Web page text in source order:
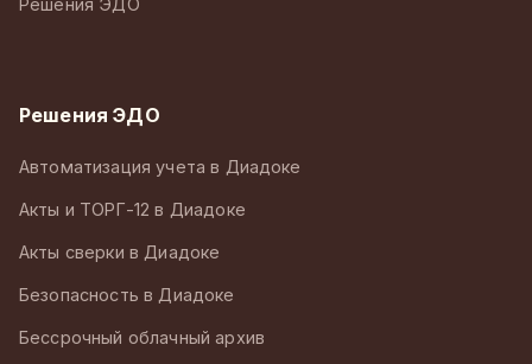
Решения ЭДО
Автоматизация учета в Диадоке
Акты и ТОРГ-12 в Диадоке
Акты сверки в Диадоке
Безопасность в Диадоке
Бессрочный облачный архив